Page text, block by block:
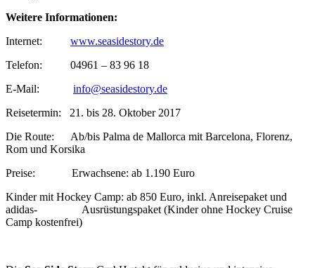
Weitere Informationen:
Internet: www.seasidestory.de
Telefon: 04961 – 83 96 18
E-Mail: info@seasidestory.de
Reisetermin: 21. bis 28. Oktober 2017
Die Route: Ab/bis Palma de Mallorca mit Barcelona, Florenz,
Rom und Korsika
Preise: Erwachsene: ab 1.190 Euro
Kinder mit Hockey Camp: ab 850 Euro, inkl. Anreisepaket und
adidas- Ausrüstungspaket (Kinder ohne Hockey Cruise
Camp kostenfrei)